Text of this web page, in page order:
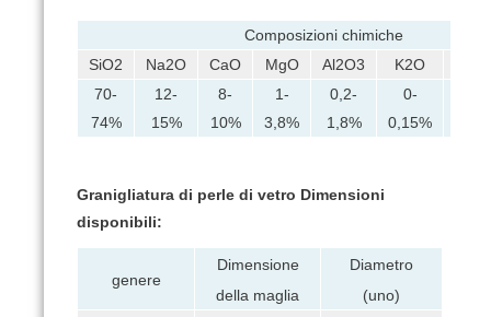
Composizioni chimiche
SiO2
Na2O CaO MgO Al2O3 K2O
70-
74%
12-
15%
8-
10%
1-
3,8%
0,2-
1,8%
0-
0,15%
Granigliatura di perle di vetro Dimensioni
disponibili:
genere
Dimensione
della maglia
Diametro
(uno)